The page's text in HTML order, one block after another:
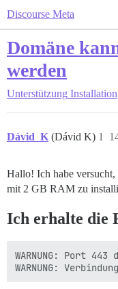
Discourse Meta
Domäne
werden
Unterstützung Installation
Dávid_K (Dávid K) 1
Hallo! Ich habe
mit 2 GB RAM zu
Ich erhalte die
WARNUNG: Port